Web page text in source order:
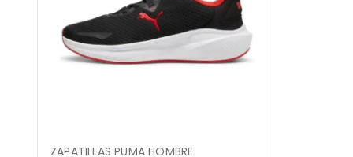
ZAPATILLAS PUMA HOMBRE